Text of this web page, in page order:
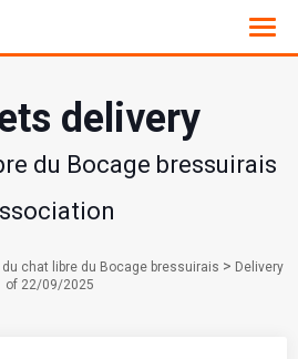
delivery
du Bocage bressuirais
du chat libre du Bocage bressuirais > Delivery
of 22/09/2025